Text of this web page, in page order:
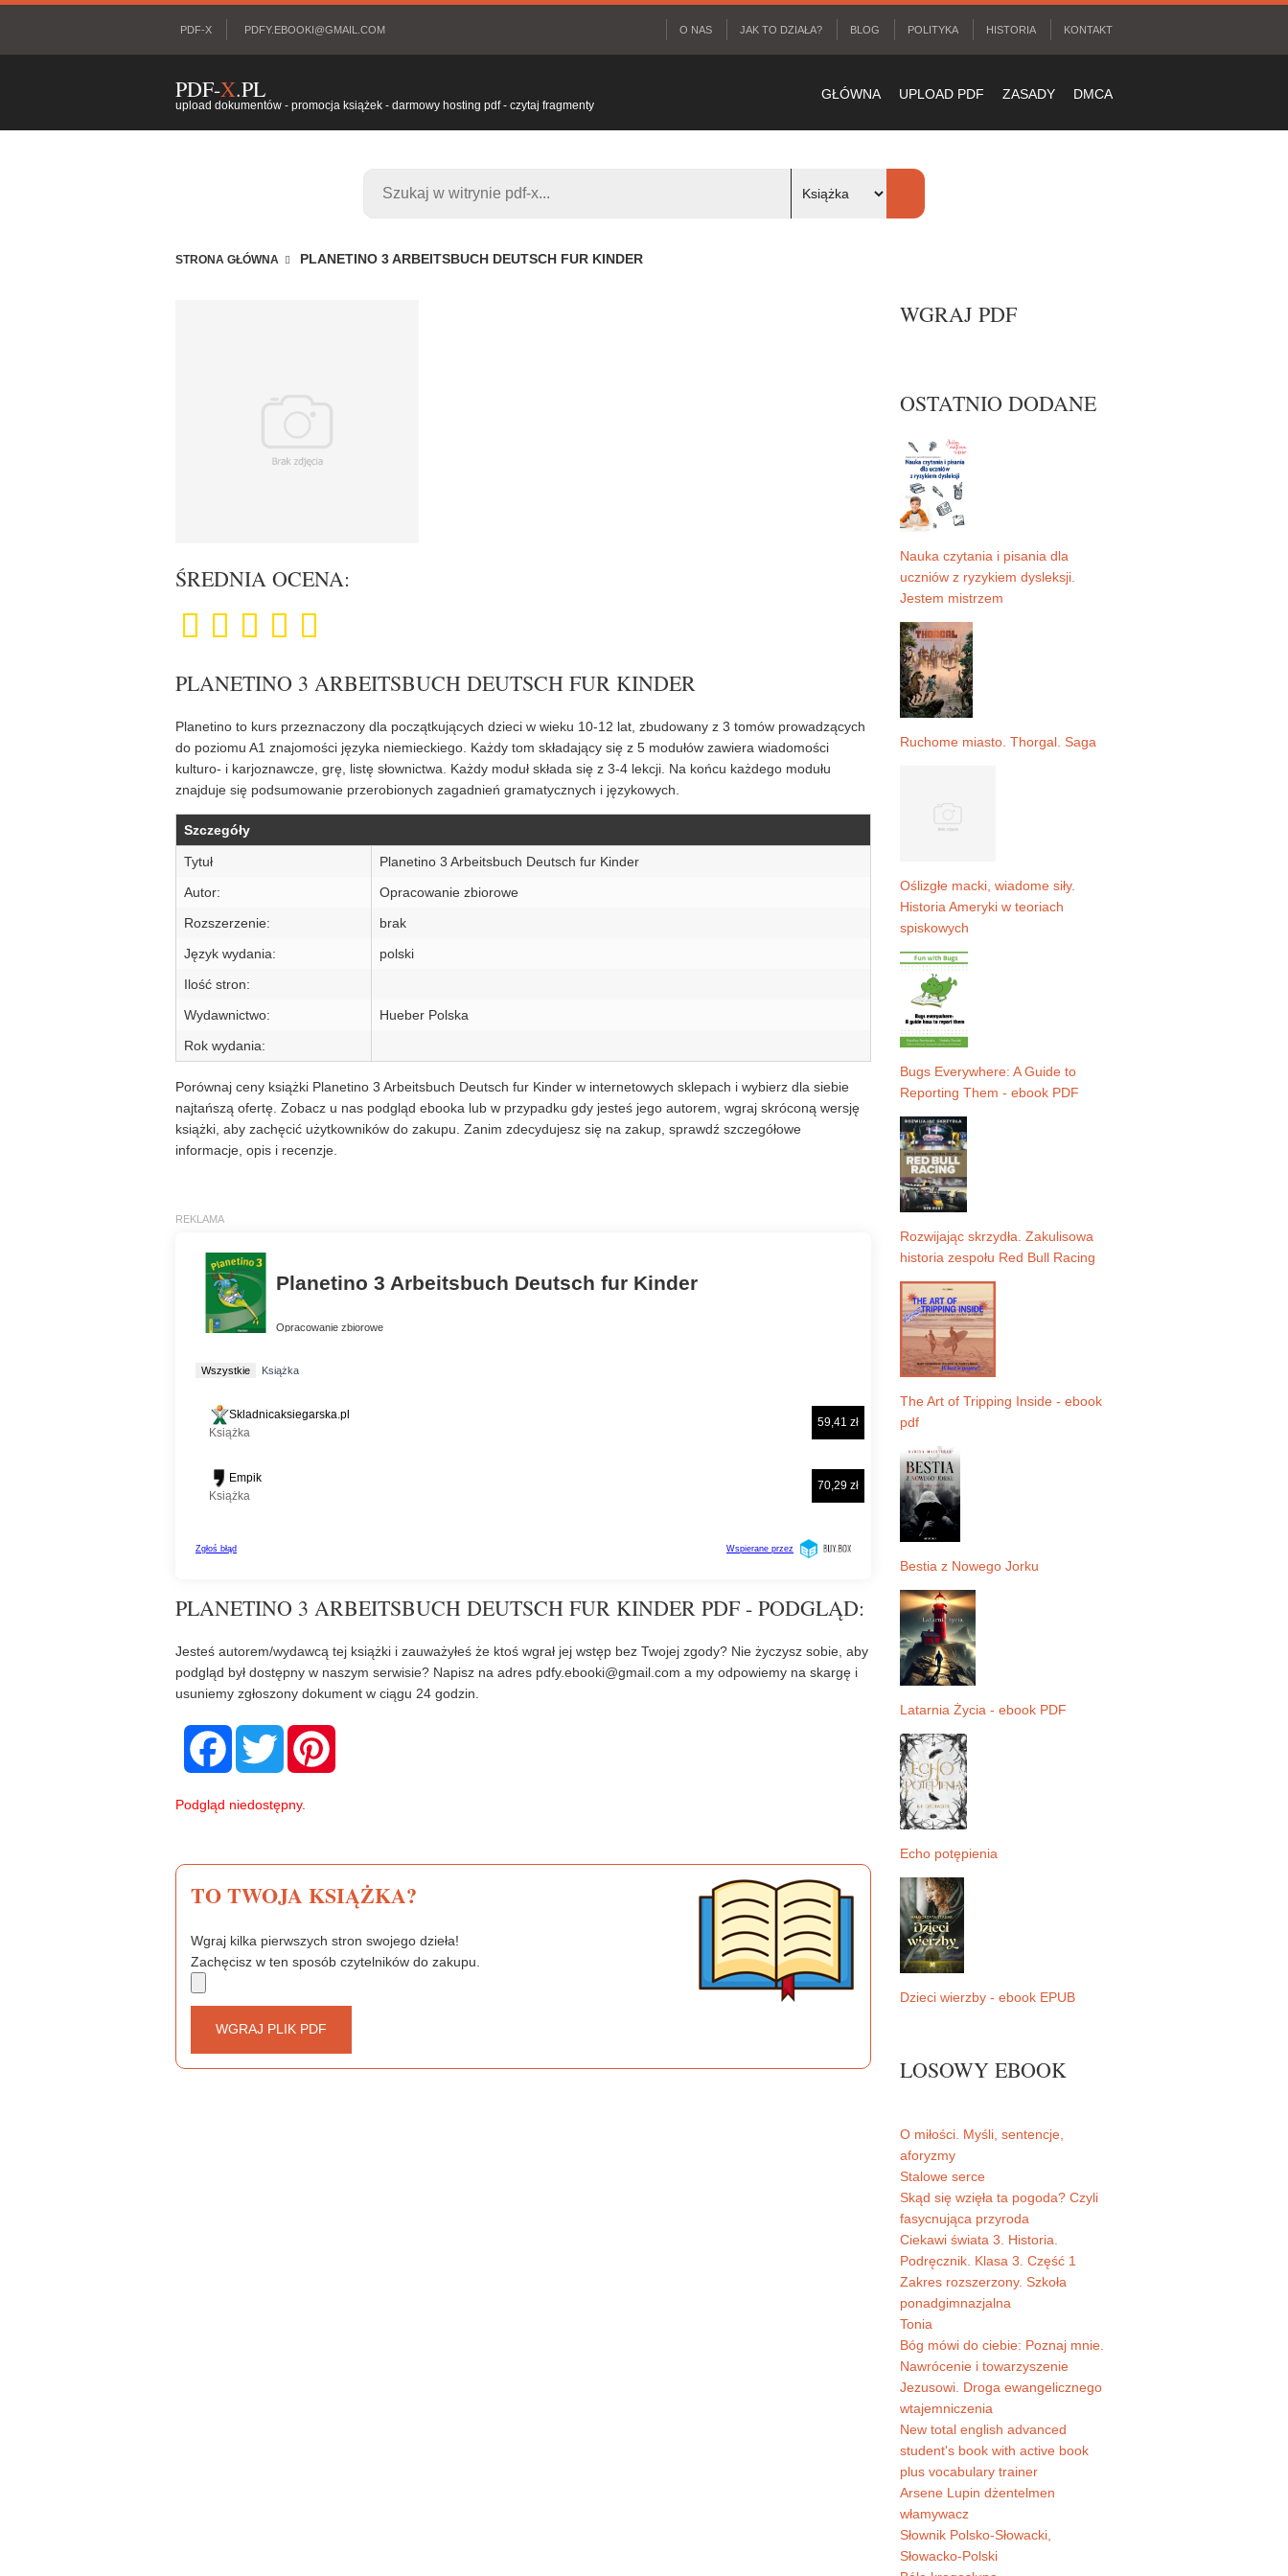
PDF-X PDFY.EBOOKI@GMAIL.COM O NAS JAK TO DZIAŁA? BLOG POLITYKA HISTORIA KONTAKT
PDF-X.PL
upload dokumentów - promocja książek - darmowy hosting pdf - czytaj fragmenty
GŁÓWNA UPLOAD PDF ZASADY DMCA
STRONA GŁÓWNA PLANETINO 3 ARBEITSBUCH DEUTSCH FUR KINDER
ŚREDNIA OCENA:
PLANETINO 3 ARBEITSBUCH DEUTSCH FUR KINDER
Planetino to kurs przeznaczony dla początkujących dzieci w wieku 10-12 lat, zbudowany z 3 tomów prowadzących
do poziomu A1 znajomości języka niemieckiego. Każdy tom składający się z 5 modułów zawiera wiadomości
kulturo- i karjoznawcze, grę, listę słownictwa. Każdy moduł składa się z 3-4 lekcji. Na końcu każdego modułu
znajduje się podsumowanie przerobionych zagadnień gramatycznych i językowych.
Szczegóły
Tytuł
Planetino 3 Arbeitsbuch Deutsch fur Kinder
Autor:
Opracowanie zbiorowe
Rozszerzenie:
brak
Język wydania:
polski
Ilość stron:
Wydawnictwo:
Hueber Polska
Rok wydania:
Porównaj ceny książki Planetino 3 Arbeitsbuch Deutsch fur Kinder w internetowych sklepach i wybierz dla siebie
najtańszą ofertę. Zobacz u nas podgląd ebooka lub w przypadku gdy jesteś jego autorem, wgraj skróconą wersję
książki, aby zachęcić użytkowników do zakupu. Zanim zdecydujesz się na zakup, sprawdź szczegółowe
informacje, opis i recenzje.
PLANETINO 3 ARBEITSBUCH DEUTSCH FUR KINDER PDF - PODGLĄD:
Jesteś autorem/wydawcą tej książki i zauważyłeś że ktoś wgrał jej wstęp bez Twojej zgody? Nie życzysz sobie, aby
podgląd był dostępny w naszym serwisie? Napisz na adres pdfy.ebooki@gmail.com a my odpowiemy na skargę i
usuniemy zgłoszony dokument w ciągu 24 godzin.
F
o
T
w
e
Podgląd niedostępny.
TO TWOJA KSIĄŻKA?
Wgraj kilka pierwszych stron swojego dzieła!
Zachęcisz w ten sposób czytelników do zakupu.
WGRAJ PLIK PDF
WGRAJ PDF
OSTATNIO DODANE
Nauka czytania i pisania dla
uczniów z ryzykiem dysleksji.
Jestem mistrzem
Ruchome miasto. Thorgal. Saga
Oślizgłe macki, wiadome siły.
Historia Ameryki w teoriach
spiskowych
Bugs Everywhere: A Guide to
Reporting Them - ebook PDF
Rozwijając skrzydła. Zakulisowa
historia zespołu Red Bull Racing
The Art of Tripping Inside - ebook
pdf
Bestia z Nowego Jorku
Latarnia Życia - ebook PDF
Echo potępienia
Dzieci wierzby - ebook EPUB
LOSOWY EBOOK
O miłości. Myśli, sentencje,
aforyzmy
Stalowe serce
Skąd się wzięła ta pogoda? Czyli
fasycnująca przyroda
Ciekawi świata 3. Historia.
Podręcznik. Klasa 3. Część 1
Zakres rozszerzony. Szkoła
ponadgimnazjalna
Tonia
Bóg mówi do ciebie: Poznaj mnie.
Nawrócenie i towarzyszenie
Jezusowi. Droga ewangelicznego
wtajemniczenia
New total english advanced
student's book with active book
plus vocabulary trainer
Arsene Lupin dżentelmen
włamywacz
Słownik Polsko-Słowacki,
Słowacko-Polski